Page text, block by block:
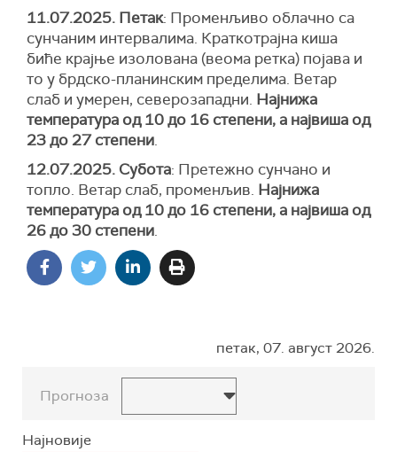
11.07.2025. Петак: Променљиво облачно са
сунчаним интервалима. Краткотрајна киша
биће крајње изолована (веома ретка) појава и
то у брдско-планинским пределима. Ветар
слаб и умерен, северозападни. Најнижа
температура од 10 до 16 степени, а највиша од
23 до 27 степени.
12.07.2025. Субота: Претежно сунчано и
топло. Ветар слаб, променљив. Најнижа
температура од 10 до 16 степени, а највиша од
26 до 30 степени.
петак, 07. август 2026.
Прогноза
Најновије